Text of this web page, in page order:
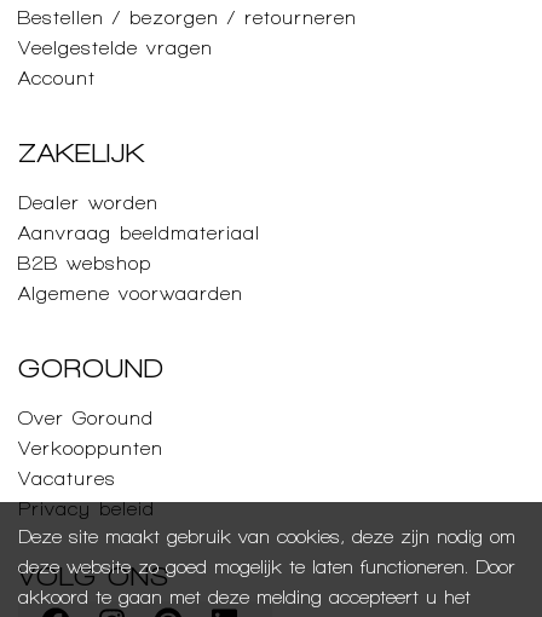
Deze site maakt gebruik van cookies, deze zijn nodig om
deze website zo goed mogelijk te laten functioneren. Door
akkoord te gaan met deze melding accepteert u het
Bestellen / bezorgen / retourneren
Veelgestelde vragen
Account
ZAKELIJK
Dealer worden
Aanvraag beeldmateriaal
B2B webshop
Algemene voorwaarden
GOROUND
Over Goround
Verkooppunten
Vacatures
Privacy beleid
VOLG ONS